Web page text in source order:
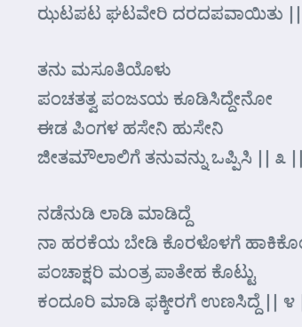
ಝಟಪಟ ಘಟವೇರಿ ದರದಪವಾಯಿತು ||
ತನು ಮಸೂತಿಯೊಳು
ಪಂಚತತ್ವ ಪಂಜಽಯ ಕೂಡಿಸಿದ್ದೇನೋ
ಈಡ ಪಿಂಗಳ ಹಸೇನಿ ಹುಸೇನಿ
ಜೀತಮೌಲಾಲಿಗೆ ತನುವನ್ನು ಒಪ್ಪಿಸಿ || ೩ ||
ನಡೆನುಡಿ ಲಾಡಿ ಮಾಡಿದ್ದೆ
ನಾ ಹರಕೆಯ ಬೇಡಿ ಕೊರಳೊಳಗೆ
ಪಂಚಾಕ್ಷರಿ ಮಂತ್ರ ಪಾತೇಹ ಕೊಟ್ಟು
ಕಂದೂರಿ ಮಾಡಿ ಫಕ್ಕೀರಗೆ ಉಣಸಿದ್ದೆ || ೪